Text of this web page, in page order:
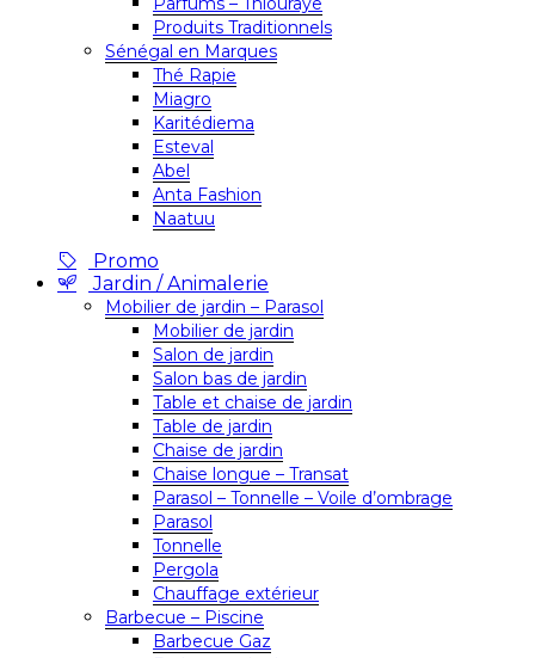
Produits Traditionnels
Sénégal en Marques
Thé Rapie
Miagro
Karitédiema
Esteval
Abel
Anta Fashion
Naatuu
Promo
Jardin / Animalerie
Mobilier de jardin – Parasol
Mobilier de jardin
Salon de jardin
Salon bas de jardin
Table et chaise de jardin
Table de jardin
Chaise de jardin
Chaise longue – Transat
Parasol – Tonnelle – Voile d’ombrage
Parasol
Tonnelle
Pergola
Chauffage extérieur
Barbecue – Piscine
Barbecue Gaz